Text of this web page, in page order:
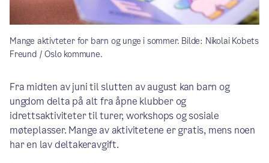
Mange aktivteter for barn og unge i sommer. Bilde: Nikolai Kobets
Freund / Oslo kommune.
Fra midten av juni til slutten av august kan barn og
ungdom delta på alt fra åpne klubber og
idrettsaktiviteter til turer, workshops og sosiale
møteplasser. Mange av aktivitetene er gratis, mens noen
har en lav deltakeravgift.